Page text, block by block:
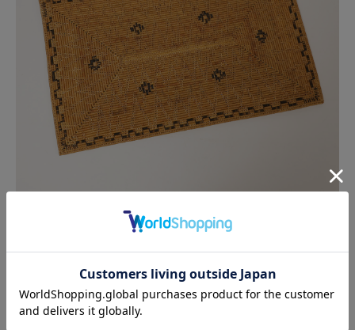
良いかもしれません！
この特注で制作された巨大なマットは、サイズ：幅75cm、奥行
き45cmとなっており、購入前にサイズをご確認のうえ、ぜひお
求めください。